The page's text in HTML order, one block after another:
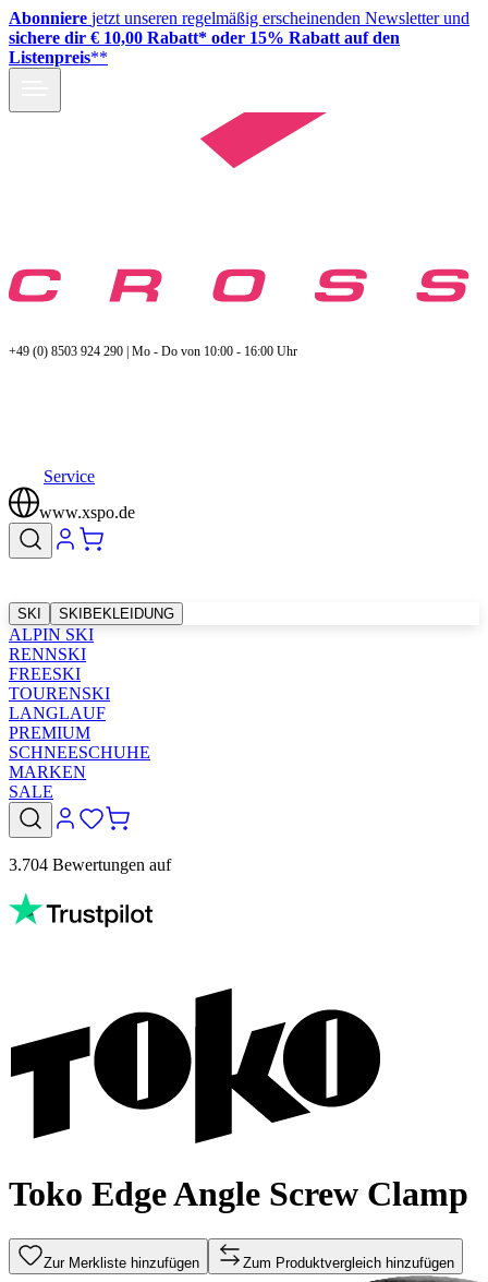
Abonniere jetzt unseren regelmäßig erscheinenden Newsletter und
sichere dir € 10,00 Rabatt* oder 15% Rabatt auf den
Listenpreis**
+49 (0) 8503 924 290 | Mo - Do von 10:00 - 16:00 Uhr
Service
www.xspo.de
SKI SKIBEKLEIDUNG
ALPIN SKI
RENNSKI
FREESKI
TOURENSKI
LANGLAUF
PREMIUM
SCHNEESCHUHE
MARKEN
SALE
3.704 Bewertungen auf
Toko Edge Angle Screw Clamp
Zur Merkliste hinzufügen Zum Produktvergleich hinzufügen